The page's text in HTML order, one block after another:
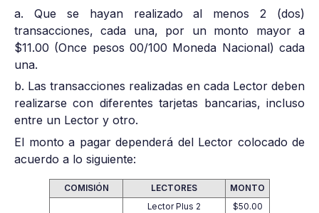
a. Que se hayan realizado al menos 2 (dos)
transacciones, cada una, por un monto mayor a
$11.00 (Once pesos 00/100 Moneda Nacional) cada
una.
b. Las transacciones realizadas en cada Lector deben
realizarse con diferentes tarjetas bancarias, incluso
entre un Lector y otro.
El monto a pagar dependerá del Lector colocado de
acuerdo a lo siguiente:
COMISIÓN LECTORES MONTO
Lector Plus 2
$50.00